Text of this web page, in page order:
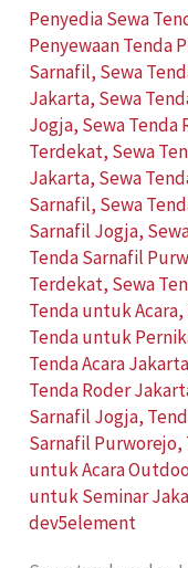
Penyedia Sewa
Penyewaan Tenda
Sarnafil, Sewa
Jakarta, Sewa
Jogja, Sewa Tenda
Terdekat, Sewa
Jakarta, Sewa
Sarnafil, Sewa
Sarnafil Jogja,
Tenda Sarnafil
Terdekat, Sewa
Tenda untuk Acara,
Tenda untuk
Tenda Acara Jakarta
Tenda Roder
Sarnafil Jogja,
Sarnafil Purworejo,
untuk Acara
untuk Seminar
dev5element